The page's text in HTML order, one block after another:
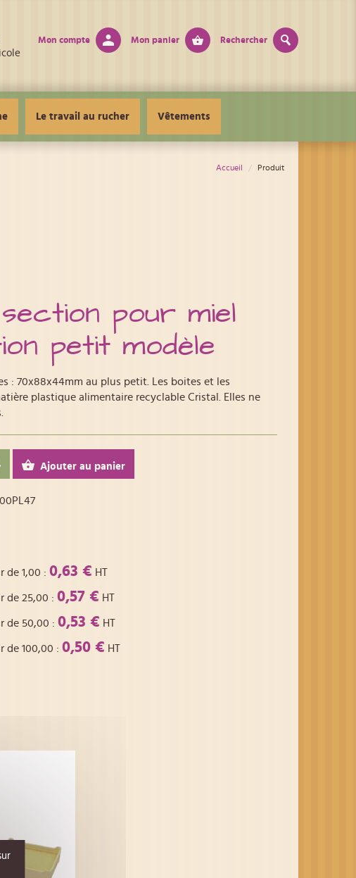
Accueil Produit
pour miel
petit modèle
: 70x88x44mm au plus petit. Les boites et les
plastique alimentaire recyclable Cristal. Elles ne
Ajouter au panier
de 1,00 : 0,63 € HT
de 25,00 : 0,57 € HT
de 50,00 : 0,53 € HT
de 100,00 : 0,50 € HT
Mon compte Mon panier Rechercher
Le travail au rucher Vêtements